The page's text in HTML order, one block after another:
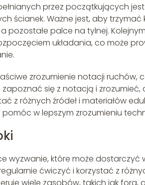
przez początkujących
ścianek. Ważne jest, aby trzymać
pozostałe palce na tylnej.
układania, co może
zrozumienie notacji ruchów,
zapoznać się z notacją i
z różnych źródeł i materiałów
w lepszym zrozumieniu
wyzwanie, które może dostarczyć
ćwiczyć i korzystać z
wiele zasobów, takich jak fora,